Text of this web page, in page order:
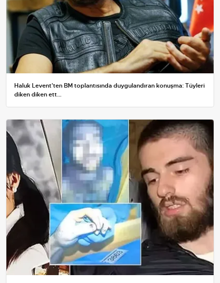
Haluk Levent'ten BM toplantısında duygulandıran konuşma: Tüyleri
diken diken ett...